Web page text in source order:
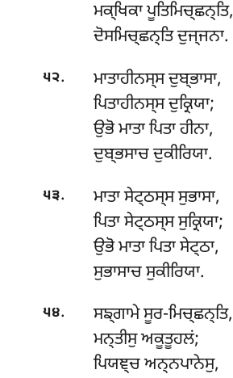
ਮਕ੍ਖਿਕਾ ਪੂਤਿਮਿਚ੍ਛਨ੍ਤਿ,
ਦੋਸਮਿਚ੍ਛਨ੍ਤਿ ਦੁਜ੍ਜਨਾ.
੫੨.
ਮਾਤਾਹੀਨਸ੍ਸ ਦੁਬ੍ਭਾਸਾ,
ਪਿਤਾਹੀਨਸ੍ਸ ਦੁਕ੍ਰਿਯਾ;
ਉਭੋਮਾਤਾ ਪਿਤਾ ਹੀਨਾ,
ਦੁਬ੍ਭਸਾਚ ਦੁਕੀਰਿਯਾ.
੫੩.
ਮਾਤਾ ਸੇਟ੍ਠਸ੍ਸ ਸੁਭਾਸਾ,
ਪਿਤਾ ਸੇਟ੍ਠਸ੍ਸ ਸੁਕ੍ਰਿਯਾ;
ਉਭੋ ਮਾਤਾ ਪਿਤਾ ਸੇਟ੍ਠਾ,
ਸੁਭਾਸਾਚ ਸੁਕੀਰਿਯਾ.
੫੪.
ਸਙ੍ਗਾਮੇ ਸੂਰ-ਮਿਚ੍ਛਨ੍ਤਿ,
ਮਨ੍ਤੀਸੁ ਅਕੂਤੂਹਲਂ;
ਪਿਯਞ੍ਚ ਅਨ੍ਨਪਾਨੇਸੁ,